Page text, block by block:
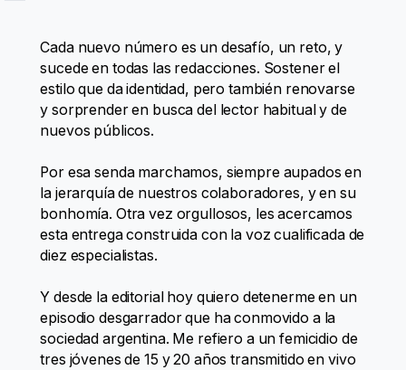
Cada nuevo número es un desafío, un reto, y
sucede en todas las redacciones. Sostener el
estilo que da identidad, pero también renovarse
y sorprender en busca del lector habitual y de
nuevos públicos.
Por esa senda marchamos, siempre aupados en
la jerarquía de nuestros colaboradores, y en su
bonhomía. Otra vez orgullosos, les acercamos
esta entrega construida con la voz cualificada de
diez especialistas.
Y desde la editorial hoy quiero detenerme en un
episodio desgarrador que ha conmovido a la
sociedad argentina. Me refiero a un femicidio de
tres jóvenes de 15 y 20 años transmitido en vivo